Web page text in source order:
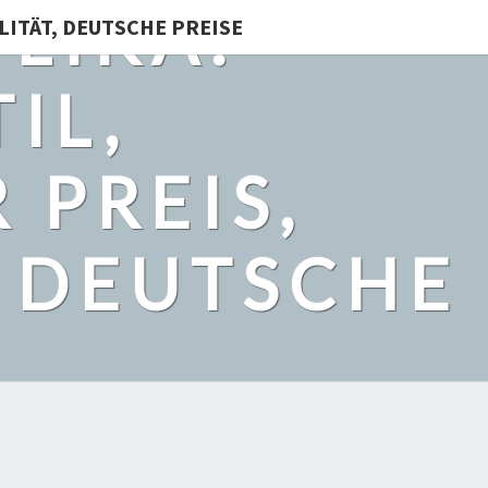
DEUTSCHE PREISE
PREIS,